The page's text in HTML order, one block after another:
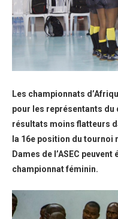
Les championnats
pour les représentants
résultats moins flatteurs
la 16e position du tournoi
Dames de l’ASEC
championnat féminin.